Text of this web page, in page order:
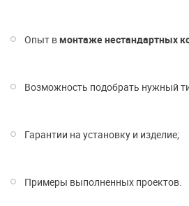
Опыт в монтаже нестандартных
Возможность подобрать нужный
Гарантии на установку и изделие;
Примеры выполненных проектов.